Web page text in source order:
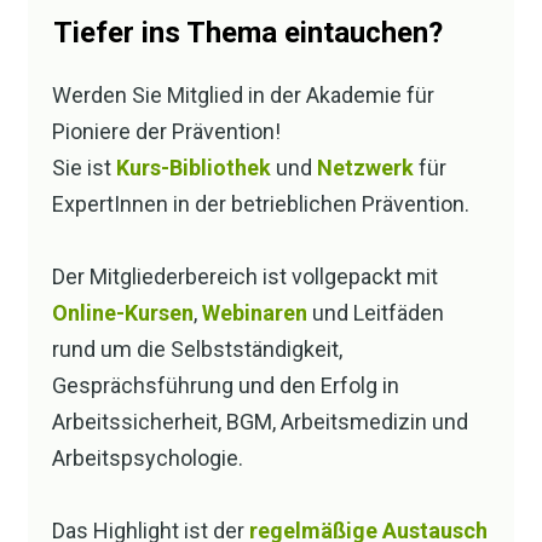
Seminargestaltung und Didaktikan,
Einfluss
Sozialkontakte
Autonomie
haben wollen von den bereits erschienenen
Podcast-Episoden für gute Seminar- und
Webinar-Gestaltung, dann gerne reinklicken
unter:pionierederpraevention.com/seminare
Bedürfnis nach Einfluss
Tiefer ins Thema eintauchen?
Werden Sie Mitglied in der Akademie für
Pioniere der Prävention!
Sie ist Kurs-Bibliothek und Netzwerkfür
ExpertInnen in der betrieblichen Prävention.
Der Mitgliederbereich ist vollgepackt mit
Online-Kursen,Webinaren und Leitfäden
rund um die Selbstständigkeit,
Gesprächsführung und den Erfolg in
Arbeitssicherheit, BGM, Arbeitsmedizin und
Arbeitspsychologie.
Das Highlight ist der regelmäßige Austausch